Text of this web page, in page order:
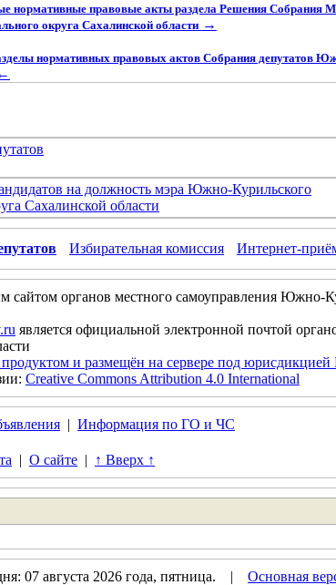
нормативные правовые акты раздела Решения Собрания
округа Сахалинской области →
нормативных правовых актов Собрания депутатов
на должность мэра Южно-Курильского
Сахалинской области
Избирательная комиссия Интернет-
сайтом органов местного самоуправления Южно-
является официальной электронной почтой
и размещён на сервере под
Creative Commons Attribution 4.0 International
| Информация по ГО и ЧС
| О сайте | ↑ Вверх ↑
07 августа 2026 года, пятница. | Основная